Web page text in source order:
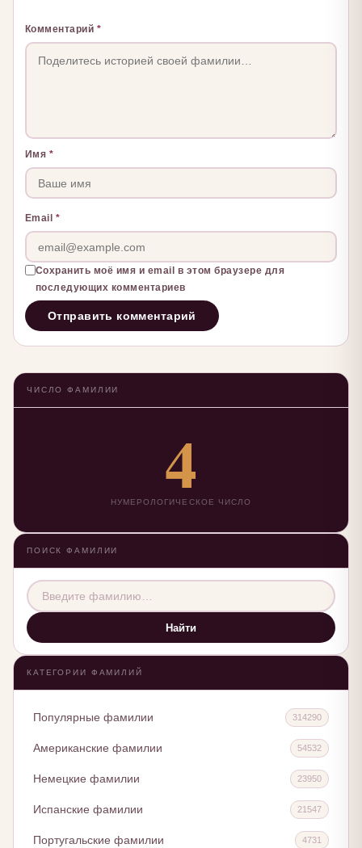
Комментарий *
Имя *
Email *
Сохранить моё имя и email в этом браузере для
последующих комментариев
ЧИСЛО ФАМИЛИИ
4
НУМЕРОЛОГИЧЕСКОЕ ЧИСЛО
ПОИСК ФАМИЛИИ
Найти
КАТЕГОРИИ ФАМИЛИЙ
Популярные фамилии 314290
Американские фамилии 54532
Немецкие фамилии 23950
Испанские фамилии 21547
Португальские фамилии 4731